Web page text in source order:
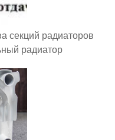
секций радиаторов
радиатор